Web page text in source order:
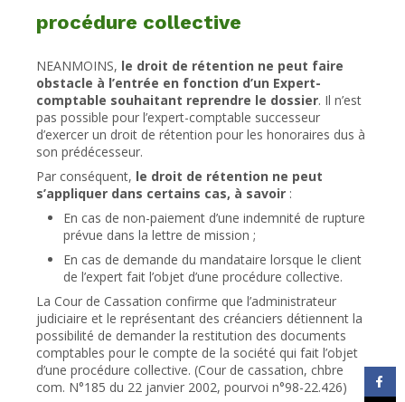
procédure collective
NEANMOINS, le droit de rétention ne peut faire
obstacle à l’entrée en fonction d’un Expert-
comptable souhaitant reprendre le dossier. Il n’est
pas possible pour l’expert-comptable successeur
d’exercer un droit de rétention pour les honoraires dus à
son prédécesseur.
Par conséquent, le droit de rétention ne peut
s’appliquer dans certains cas, à savoir :
En cas de non-paiement d’une indemnité de rupture
prévue dans la lettre de mission ;
En cas de demande du mandataire lorsque le client
de l’expert fait l’objet d’une procédure collective.
La Cour de Cassation confirme que l’administrateur
judiciaire et le représentant des créanciers détiennent la
possibilité de demander la restitution des documents
comptables pour le compte de la société qui fait l’objet
d’une procédure collective. (Cour de cassation, chbre
com. N°185 du 22 janvier 2002, pourvoi n°98-22.426)